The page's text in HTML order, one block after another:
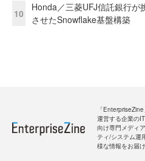
10
Honda／三菱UFJ信託銀行が
させたSnowflake基盤構築
「
運営する企業の
向け専門メディ
ティ/システム運
様な情報をお届